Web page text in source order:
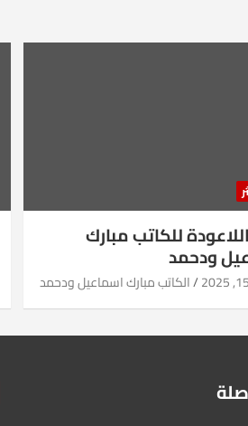
للكاتب مبارك
ودحمد
الكاتب مبارك اسماعيل ودحمد